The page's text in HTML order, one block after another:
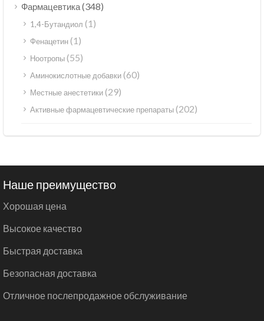
Фармацевтика(348)
1,4-Бутандиол (1)
Фенацетин(1)
Ноотропы(55)
Аминокислотные добавки(60)
Местные анестетики(29)
Активные фармацевтические препараты(202)
Наше преимущество
Хорошая цена
Высокое качество
Быстрая доставка
Безопасная доставка
Отличное послепродажное обслуживание